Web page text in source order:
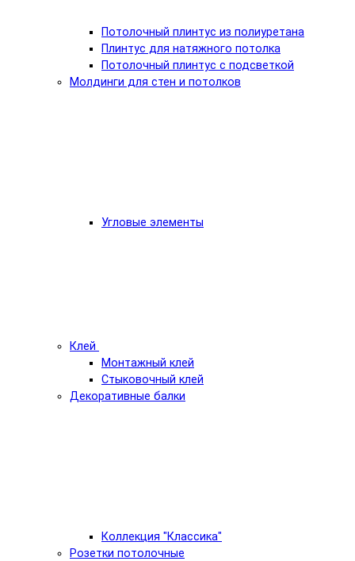
Потолочный плинтус из полиуретана
Плинтус для натяжного потолка
Потолочный плинтус с подсветкой
Молдинги для стен и потолков
Угловые элементы
Клей
Монтажный клей
Стыковочный клей
Декоративные балки
Коллекция "Классика"
Розетки потолочные